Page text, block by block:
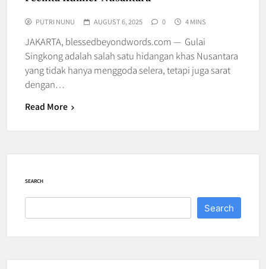
PUTRI NUNU AUGUST 6, 2025 0 4 MINS
JAKARTA, blessedbeyondwords.com — Gulai
Singkong adalah salah satu hidangan khas Nusantara
yang tidak hanya menggoda selera, tetapi juga sarat
dengan…
Read More
SEARCH
Search